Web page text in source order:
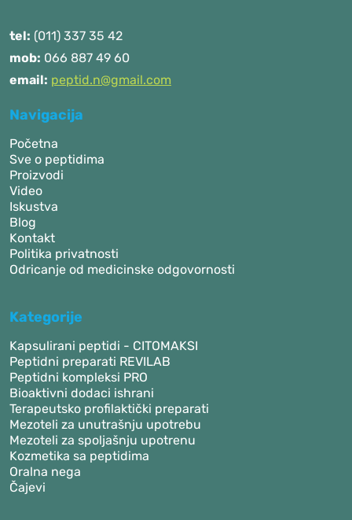
tel: (011) 337 35 42
mob: 066 887 49 60
email: peptid.n@gmail.com
Navigacija
Početna
Sve o peptidima
Proizvodi
Video
Iskustva
Blog
Kontakt
Politika privatnosti
Odricanje od medicinske odgovornosti
Kategorije
Kapsulirani peptidi - CITOMAKSI
Peptidni preparati REVILAB
Peptidni kompleksi PRO
Bioaktivni dodaci ishrani
Terapeutsko profilaktički preparati
Mezoteli za unutrašnju upotrebu
Mezoteli za spoljašnju upotrenu
Kozmetika sa peptidima
Oralna nega
Čajevi